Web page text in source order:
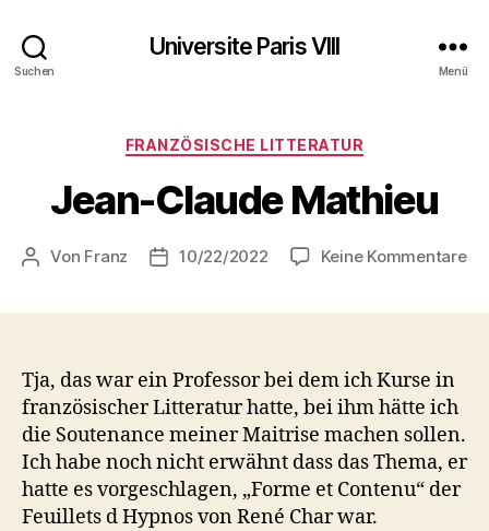
Suchen
Universite Paris VIII
Menü
Kategorien
FRANZÖSISCHE LITTERATUR
Jean-Claude Mathieu
Beitragsautor
Von Franz Beitragsdatum
10/22/2022 Keine Kommentarezu
Tja, das war ein Professor bei dem ich Kurse in
französischer Litteratur hatte, bei ihm hätte ich
die Soutenance meiner Maitrise machen sollen.
Ich habe noch nicht erwähnt dass das Thema, er
hatte es vorgeschlagen, „Forme et Contenu“ der
Feuillets d Hypnos von René Char war.